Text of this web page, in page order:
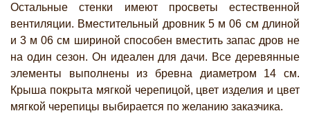
Остальные стенки имеют просветы естественной
вентиляции. Вместительный дровник 5 м 06 см длиной
и 3 м 06 см шириной способен вместить запас дров не
на один сезон. Он идеален для дачи. Все деревянные
элементы выполнены из бревна диаметром 14 см.
Крыша покрыта мягкой черепицой, цвет изделия и цвет
мягкой черепицы выбирается по желанию заказчика.